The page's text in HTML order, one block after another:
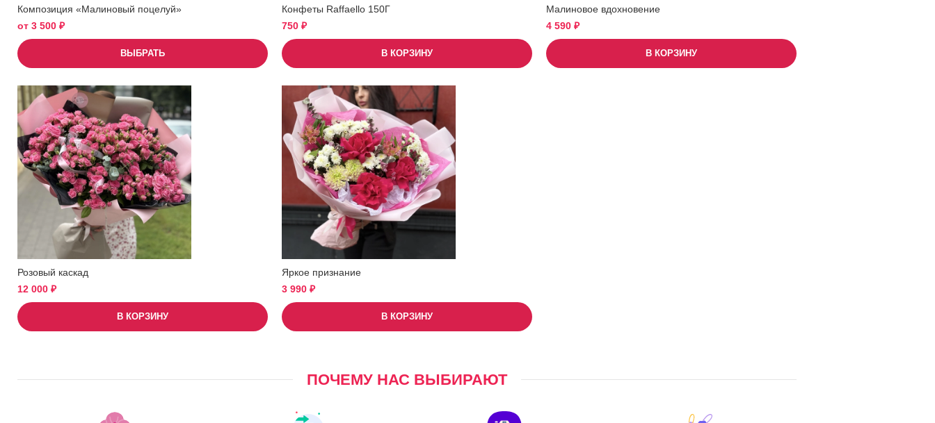
Композиция «Малиновый поцелуй»
от 3 500 ₽
ВЫБРАТЬ
Конфеты Raffaello 150Г
750 ₽
В КОРЗИНУ
Малиновое вдохновение
4 590 ₽
В КОРЗИНУ
Розовый каскад
12 000 ₽
В КОРЗИНУ
Яркое признание
3 990 ₽
В КОРЗИНУ
ПОЧЕМУ НАС ВЫБИРАЮТ